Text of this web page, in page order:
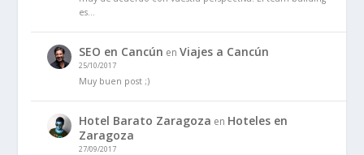
es…
SEO en Cancún enViajes a Cancún
25/10/2017
Muy buen post ;)
Hotel Barato Zaragoza en Hoteles en
Zaragoza
27/09/2017